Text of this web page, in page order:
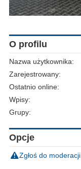
O profilu
Nazwa użytkownika:
Zarejestrowany:
Ostatnio online:
Wpisy:
Grupy:
Opcje
Zgłoś do moderacji